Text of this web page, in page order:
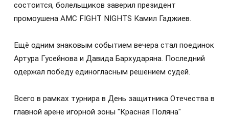
состоится, болельщиков заверил президент
промоушена AMC FIGHT NIGHTS Камил Гаджиев.
Ещё одним знаковым событием вечера стал поединок
Артура Гусейнова и Давида Бархударяна. Последний
одержал победу единогласным решением судей.
Всего в рамках турнира в День защитника Отечества в
главной арене игорной зоны "Красная Поляна"